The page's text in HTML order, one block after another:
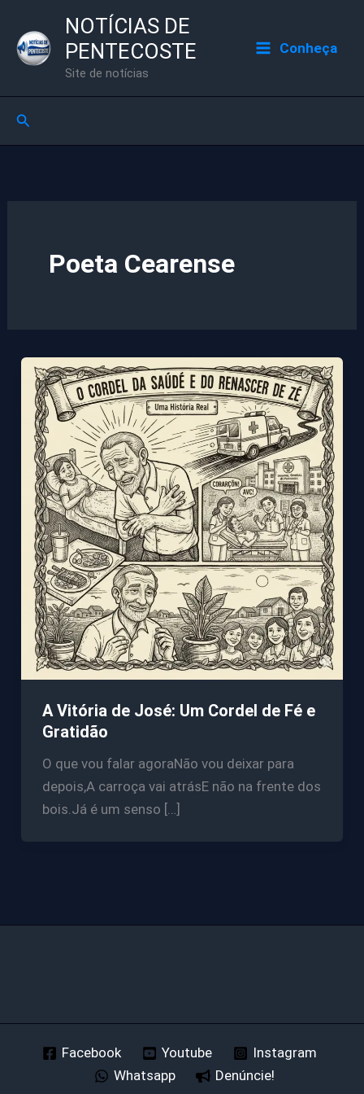
para
NOTÍCIAS DE
PENTECOSTE
Site de notícias
Conheça
Pesquisar
Poeta Cearense
A Vitória de José: Um Cordel de Fé e
Gratidão
O que vou falar agoraNão vou deixar para
depois,A carroça vai atrásE não na frente dos
bois.Já é um senso […]
Facebook Youtube
Instagram
Whatsapp
Denúncie!